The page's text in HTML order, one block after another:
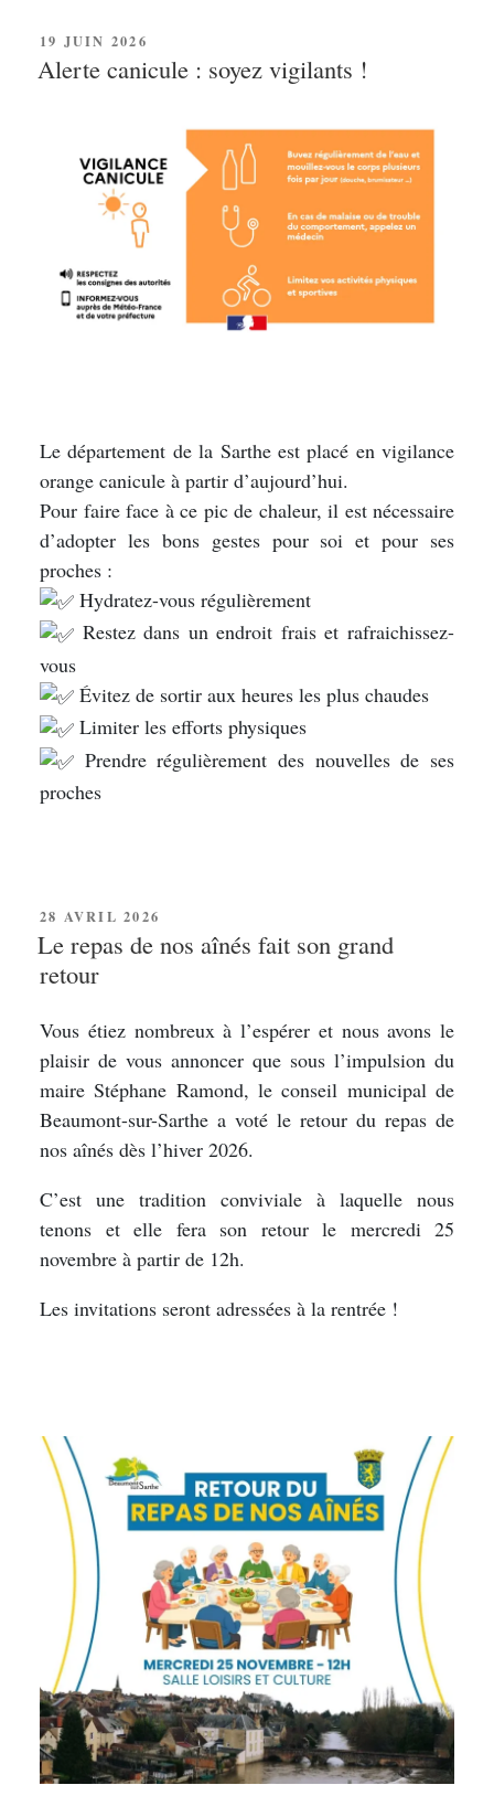
PUBLIÉ
LE
19 JUIN 2026
Alerte canicule : soyez vigilants !
Le département de la Sarthe est placé en vigilance
orange canicule à partir d’aujourd’hui.
Pour faire face à ce pic de chaleur, il est nécessaire
d’adopter les bons gestes pour soi et pour ses
proches :
Hydratez-vous régulièrement
Restez dans un endroit frais et rafraichissez-
vous
Évitez de sortir aux heures les plus chaudes
Limiter les efforts physiques
Prendre régulièrement des nouvelles de ses
proches
PUBLIÉ
LE
28 AVRIL 2026
Le repas de nos aînés fait son grand
retour
Vous étiez nombreux à l’espérer et nous avons le
plaisir de vous annoncer que sous l’impulsion du
maire Stéphane Ramond, le conseil municipal de
Beaumont-sur-Sarthe a voté le retour du repas de
nos aînés dès l’hiver 2026.
C’est une tradition conviviale à laquelle nous
tenons et elle fera son retour le mercredi 25
novembre à partir de 12h.
Les invitations seront adressées à la rentrée !